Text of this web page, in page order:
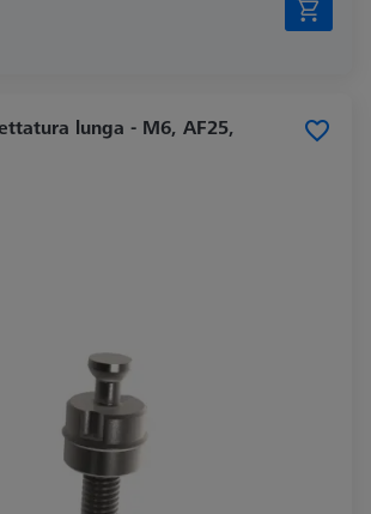
lunga - M6, AF25,